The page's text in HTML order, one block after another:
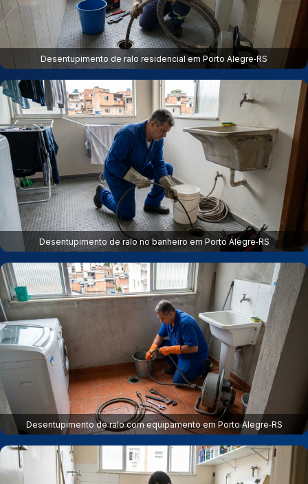
Desentupimento de ralo residencial em Porto Alegre‑RS
Desentupimento de ralo no banheiro em Porto Alegre‑RS
Desentupimento de ralo com equipamento em Porto Alegre‑RS